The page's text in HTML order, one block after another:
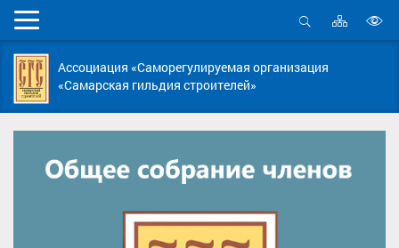
Мобильное
меню
Открыть
Карта
сайта
Ассоциация «Саморегулируемая организация
«Самарская гильдия строителей»